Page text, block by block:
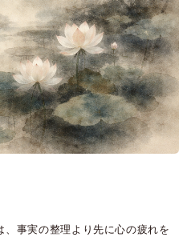
、事実の整理より先に心の疲れを